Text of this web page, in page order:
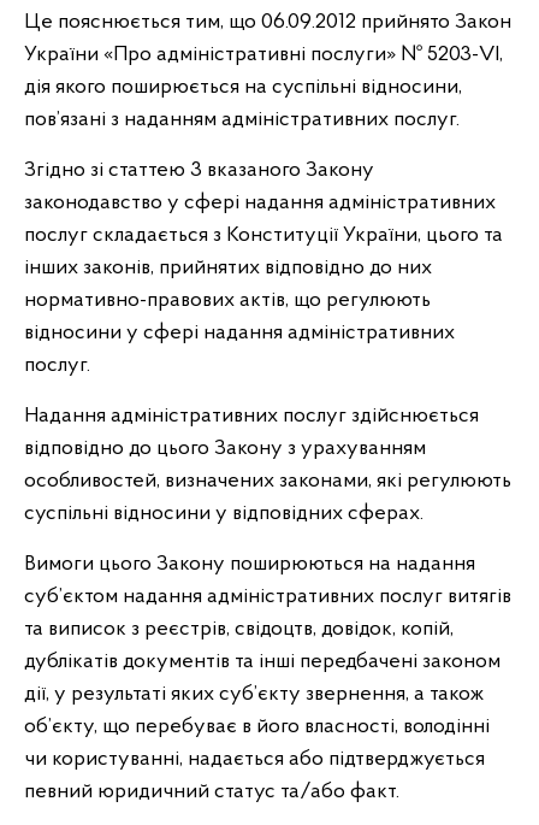
Це пояснюється тим, що 06.09.2012 прийнято Закон
України «Про адміністративні послуги» № 5203-VI,
дія якого поширюється на суспільні відносини,
пов’язані з наданням адміністративних послуг.
Згідно зі статтею 3 вказаного Закону
законодавство у сфері надання адміністративних
послуг складається з Конституції України, цього та
інших законів, прийнятих відповідно до них
нормативно-правових актів, що регулюють
відносини у сфері надання адміністративних
послуг.
Надання адміністративних послуг здійснюється
відповідно до цього Закону з урахуванням
особливостей, визначених законами, які регулюють
суспільні відносини у відповідних сферах.
Вимоги цього Закону поширюються на надання
суб’єктом надання адміністративних послуг витягів
та виписок з реєстрів, свідоцтв, довідок, копій,
дублікатів документів та інші передбачені законом
дії, у результаті яких суб’єкту звернення, а також
об’єкту, що перебуває в його власності, володінні
чи користуванні, надається або підтверджується
певний юридичний статус та/або факт.